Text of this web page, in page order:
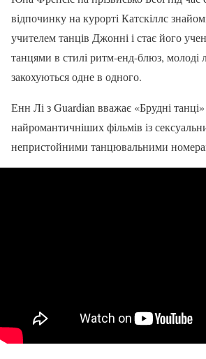
відпочинку на курорті Катскіллс
учителем танців Джонні і стає його
танцями в стилі ритм-енд-блюз, молоді
закохуються одне в одного.
Енн Лі з Guardian вважає «Брудні
найромантичніших фільмів із
непристойними танцювальними